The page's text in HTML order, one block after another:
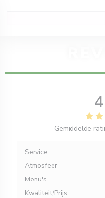
Gemiddelde
Service
Atmosfeer
Menu's
Kwaliteit/Prijs